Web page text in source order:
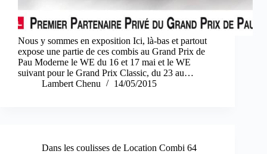
Nous y sommes en exposition Ici, là-bas et partout
expose une partie de ces combis au Grand Prix de
Pau Moderne le WE du 16 et 17 mai et le WE
suivant pour le Grand Prix Classic, du 23 au…
Lambert Chenu
14/05/2015
Dans les coulisses de Location Combi 64